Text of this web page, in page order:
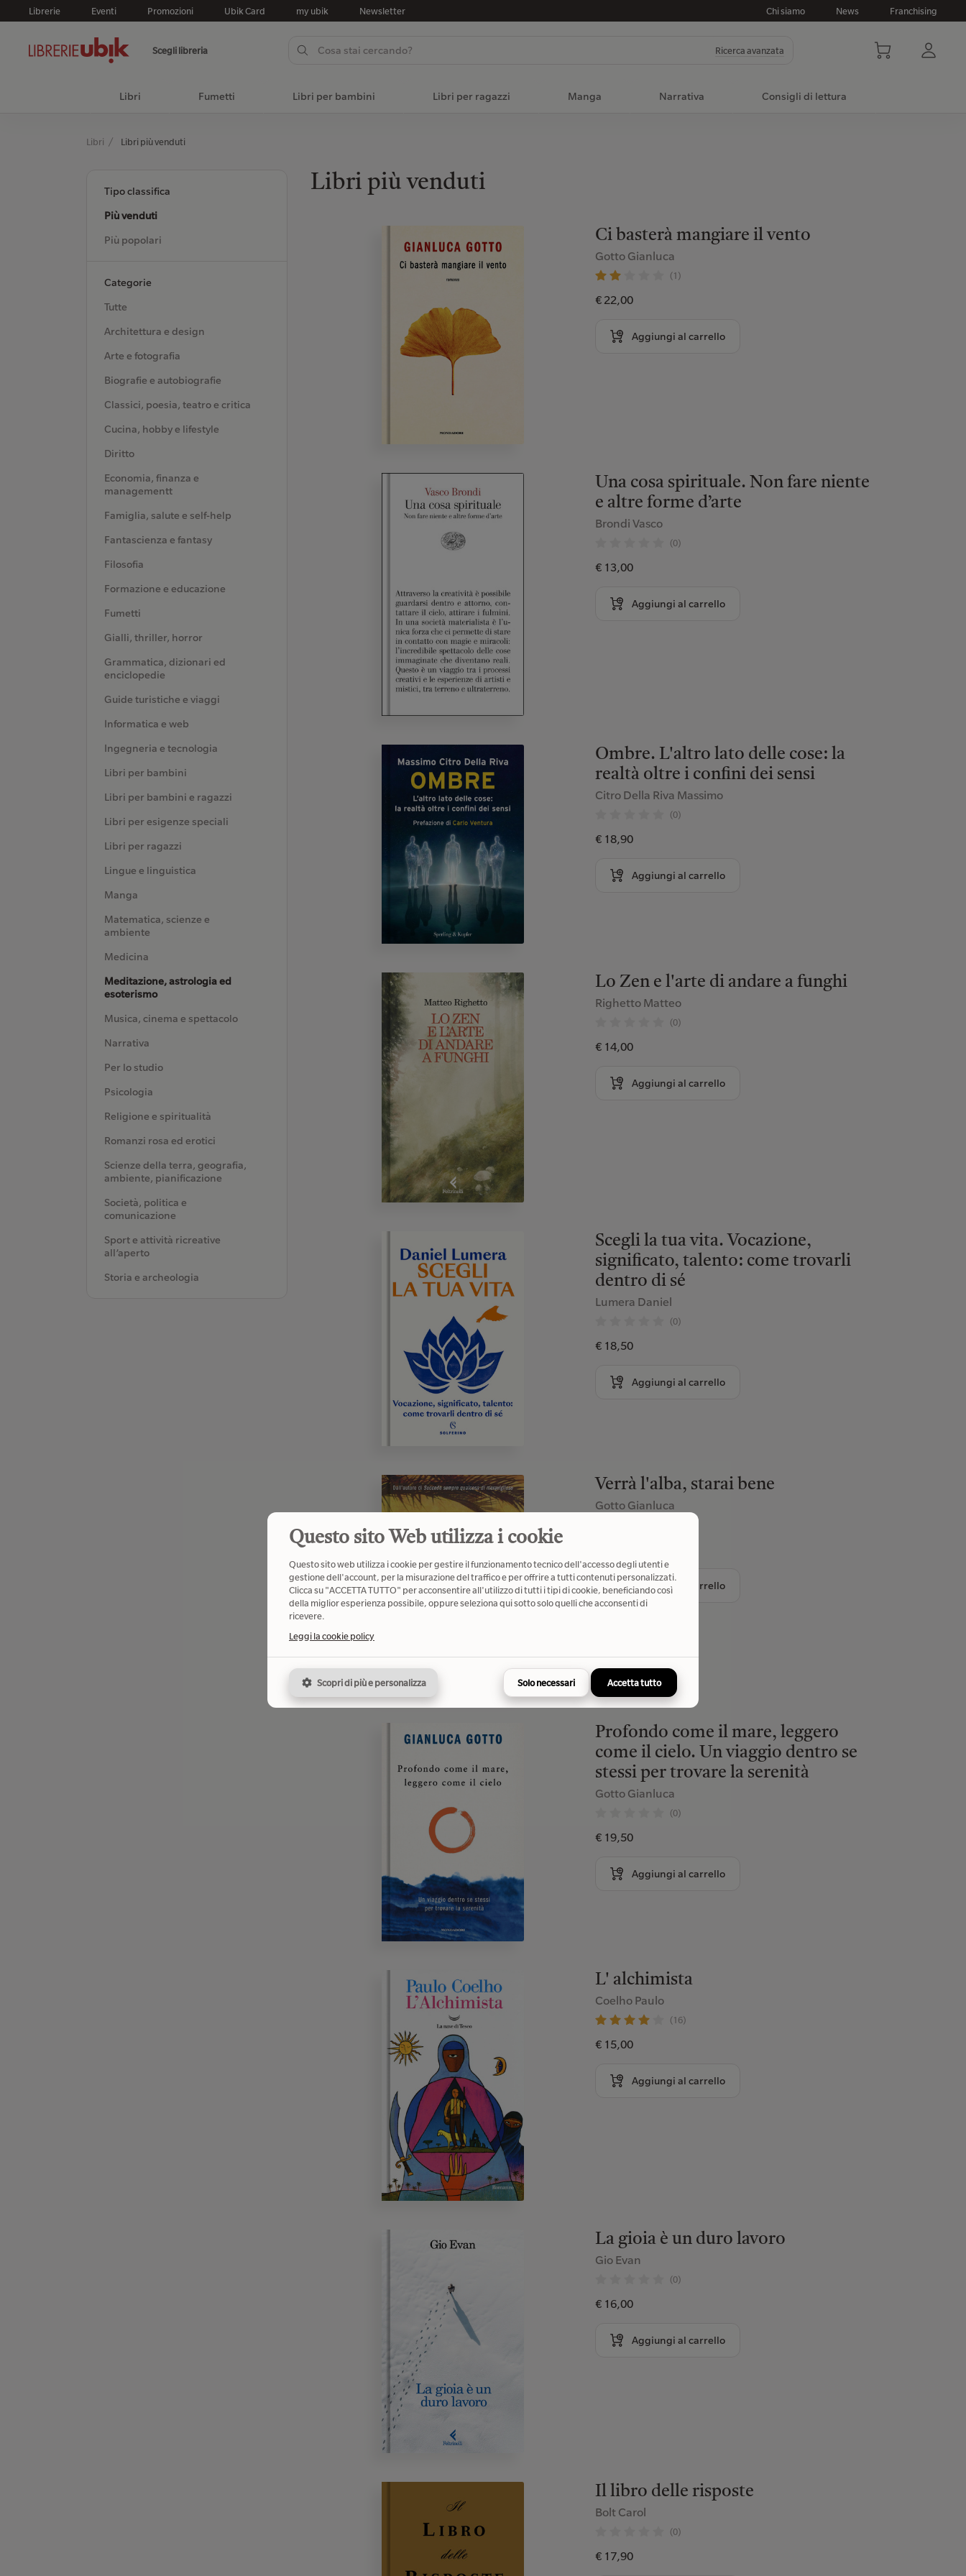
Librerie Eventi Promozioni Ubik Card my ubik Newsletter Chi siamo News Franchising
Scegli libreria Ricerca avanzata
Libri Fumetti Libri per bambini Libri per ragazzi Manga Narrativa Consigli di lettura
Libri Libri più venduti
Tipo classifica
Più venduti
Più popolari
Categorie
Tutte
Architettura e design
Arte e fotografia
Biografie e autobiografie
Classici, poesia, teatro e critica
Cucina, hobby e lifestyle
Diritto
Economia, finanza e
managementt
Famiglia, salute e self-help
Fantascienza e fantasy
Filosofia
Formazione e educazione
Fumetti
Gialli, thriller, horror
Grammatica, dizionari ed
enciclopedie
Guide turistiche e viaggi
Informatica e web
Ingegneria e tecnologia
Libri per bambini
Libri per bambini e ragazzi
Libri per esigenze speciali
Libri per ragazzi
Lingue e linguistica
Manga
Matematica, scienze e
ambiente
Medicina
Meditazione, astrologia ed
esoterismo
Musica, cinema e spettacolo
Narrativa
Per lo studio
Psicologia
Religione e spiritualità
Romanzi rosa ed erotici
Scienze della terra, geografia,
ambiente, pianificazione
Società, politica e
comunicazione
Sport e attività ricreative
all’aperto
Storia e archeologia
Libri più venduti
Ci basterà mangiare il vento
Gotto Gianluca
(1)
€ 22,00
Aggiungi al carrello
Una cosa spirituale. Non fare niente
e altre forme d’arte
Brondi Vasco
(0)
€ 13,00
Aggiungi al carrello
Ombre. L'altro lato delle cose: la
realtà oltre i confini dei sensi
Citro Della Riva Massimo
(0)
€ 18,90
Aggiungi al carrello
Lo Zen e l'arte di andare a funghi
Righetto Matteo
(0)
€ 14,00
Aggiungi al carrello
Scegli la tua vita. Vocazione,
significato, talento: come trovarli
dentro di sé
Lumera Daniel
(0)
€ 18,50
Aggiungi al carrello
Verrà l'alba, starai bene
Gotto Gianluca
Aggiungi al carrello
Profondo come il mare, leggero
come il cielo. Un viaggio dentro se
stessi per trovare la serenità
Gotto Gianluca
(0)
€ 19,50
Aggiungi al carrello
L' alchimista
Coelho Paulo
(16)
€ 15,00
Aggiungi al carrello
La gioia è un duro lavoro
Gio Evan
(0)
€ 16,00
Aggiungi al carrello
Il libro delle risposte
Bolt Carol
(0)
€ 17,90
Questo sito Web utilizza i cookie
Questo sito web utilizza i cookie per gestire il funzionamento tecnico dell'accesso degli utenti e
gestione dell'account, per la misurazione del traffico e per offrire a tutti contenuti personalizzati.
Clicca su "ACCETTA TUTTO" per acconsentire all'utilizzo di tutti i tipi di cookie, beneficiando così
della miglior esperienza possibile, oppure seleziona qui sotto solo quelli che acconsenti di
ricevere.
Leggi la cookie policy
Scopri di più e personalizza Solo necessari Accetta tutto